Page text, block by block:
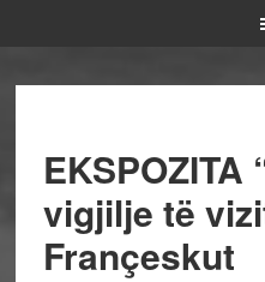
EKSPOZITA
vigjilje të
Françeskut